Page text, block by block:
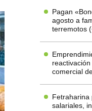
Pagan
agosto a
terremotos
comercial
Fetraharina
salariales,